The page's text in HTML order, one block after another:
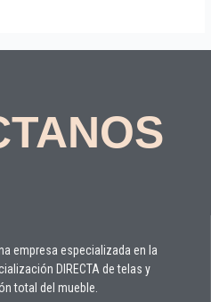
empresa especializada en la
DIRECTA de telas y
total del mueble.